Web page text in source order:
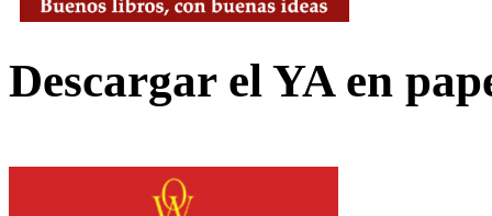
Descargar el YA en